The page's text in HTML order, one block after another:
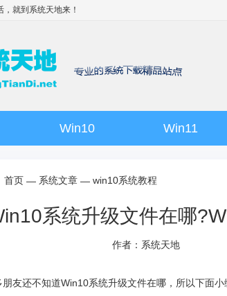
，就到 系统天地来！
Win10 Win11
首页 — 系统文章 — win10系统教程
系统升级文件在哪
作者：系统天地
还不知道Win10系统升级文件在哪，所以下面小